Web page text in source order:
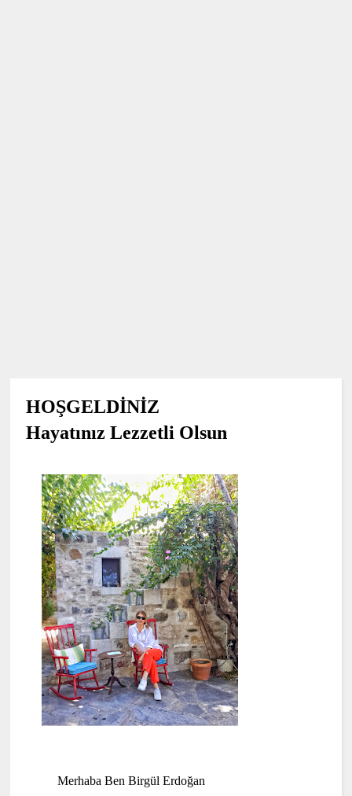
HOŞGELDİNİZ
Hayatınız Lezzetli Olsun
Merhaba Ben Birgül Erdoğan